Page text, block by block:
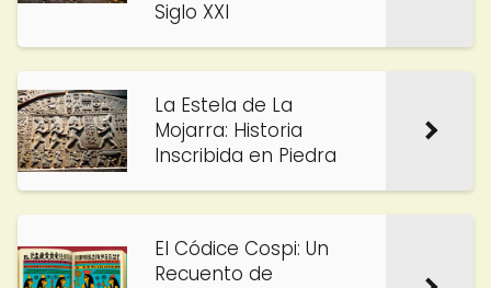
Siglo XXI
La Estela de La
Mojarra: Historia
Inscribida en Piedra
El Códice Cospi: Un
Recuento de